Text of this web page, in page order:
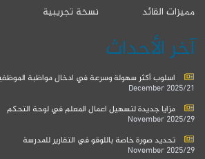
مميزات القائد
نسخة تجريبية
آخر الأحداث
اسلوب أكثر سهولة وسرعة في ادخال مواظبة
2025/21 December
مزايا جديدة لتسهيل اعمال المعلم في لوحة التحكم
2025/29 November
تحديد صورة خاصة باللوقو في التقارير للمدرسة
2025/29 November